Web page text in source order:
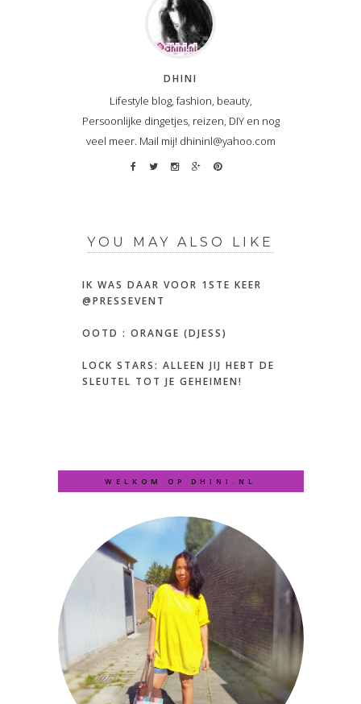
DHINI
Lifestyle blog, fashion, beauty,
Persoonlijke dingetjes, reizen, DIY en nog
veel meer. Mail mij! dhininl@yahoo.com
YOU MAY ALSO LIKE
IK WAS DAAR VOOR 1STE KEER
@PRESSEVENT
OOTD : ORANGE (DJESS)
LOCK STARS: ALLEEN JIJ HEBT DE
SLEUTEL TOT JE GEHEIMEN!
WELKOM OP DHINI.NL